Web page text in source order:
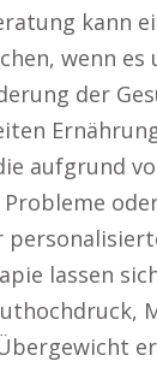
kann
wenn es
der
aufgrund
lassen